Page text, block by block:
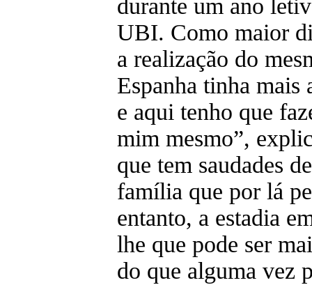
durante um ano
UBI. Como maior
a realização do
Espanha tinha mais
e aqui tenho que
mim mesmo”,
que tem saudades
família que por lá
entanto, a estadia
lhe que pode ser
do que alguma vez